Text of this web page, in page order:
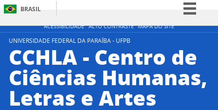
ACESSIBILIDADE ALTO CONTRASTE MAPA DO SITE
BRASIL
Simplifique!
Participe
Legislação
Canais
UNIVERSIDADE FEDERAL DA PARAÍBA - UFPB
CCHLA - Centro de
Ciências Humanas,
Letras e Artes